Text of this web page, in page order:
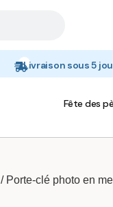
Livraison sous 5
Fête des
/ Porte-clé photo en